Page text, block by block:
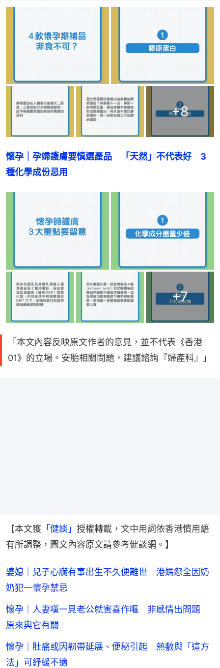
+8
懷孕｜孕婦護膚要慎選產品　「天然」不代表好　3
種化學成份忌用
+7
「本文內容反映原文作者的意見，並不代表《香港
01》的立場。安胎相關問題，建議諮詢『婦產科』」
【本文獲 「健談」 授權轉載，文中用詞依香港慣用語
有所調整，圖文內容原文請參考健談網。】
婆媳｜兒子心臟有事出生不久便離世 港媽怨全因奶
奶犯一懷孕禁忌
懷孕｜人妻嘆一見老公就害喜作嘔 非感情出問題
原來與它有關
懷孕｜肚痛或因韌帶延展、便秘引起 熱敷與「這方
法」可紓緩不適